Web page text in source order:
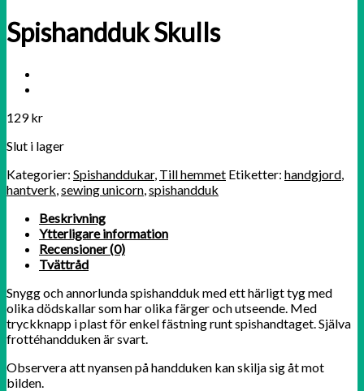
Spishandduk Skulls
129kr
Slut i lager
Kategorier: Spishanddukar, Till hemmet Etiketter: handgjord,
hantverk,sewing unicorn,spishandduk
Beskrivning
Ytterligare information
Recensioner (0)
Tvättråd
Snygg och annorlunda spishandduk med ett härligt tyg med
olika dödskallar som har olika färger och utseende. Med
tryckknapp i plast för enkel fästning runt spishandtaget. Själva
frottéhandduken är svart.
Observera att nyansen på handduken kan skilja sig åt mot
bilden.